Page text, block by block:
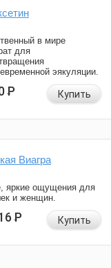
в мире
для
эякуляции.
Р Купить
Виагра
яркие ощущения для
и женщин.
Р Купить